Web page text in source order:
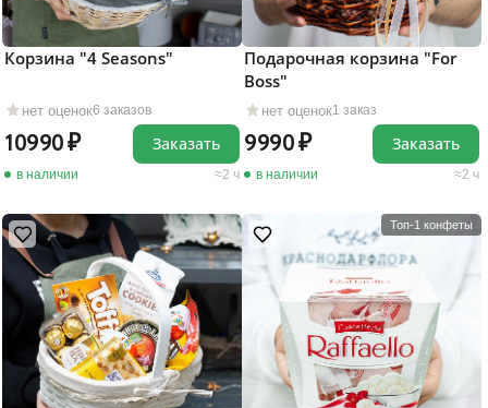
нет оценок6 заказов
Корзина "4 Seasons"
10990
в наличии 2 ч
Заказать
нет оценок1 заказ
Подарочная корзина "For
Boss"
9990
в наличии 2 ч
Заказать
Топ-1 конфеты